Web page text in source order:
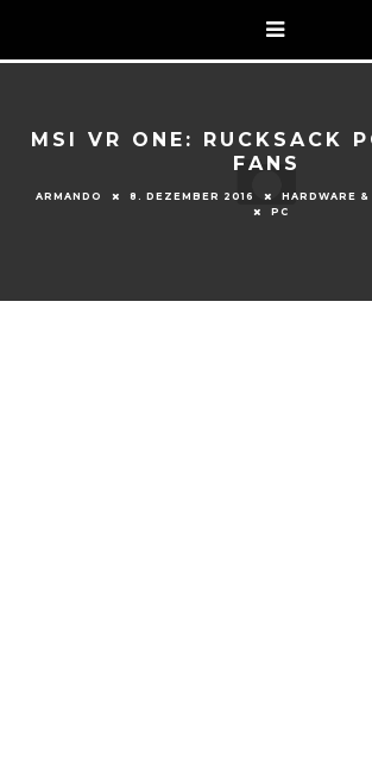
MSI VR ONE: RUCKSACK
FANS
ARMANDO 8. DEZEMBER 2016 HARDWARE
PC